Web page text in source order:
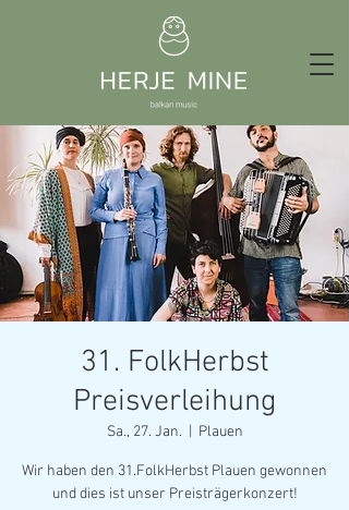
31. FolkHerbst
Preisverleihung
Sa., 27. Jan. Plauen
Wir haben den 31.FolkHerbst Plauen gewonnen
und dies ist unser Preisträgerkonzert!